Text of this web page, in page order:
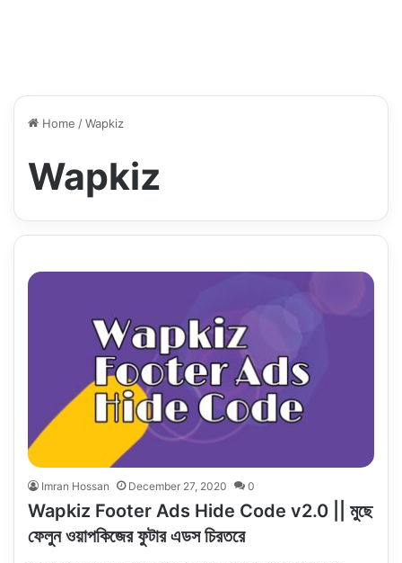
Home /Wapkiz
Wapkiz
Imran Hossan December 27, 2020 0
Wapkiz Footer Ads Hide Code v2.0 || মুছে
ফেলুন ওয়াপকিজের ফুটার এডস চিরতরে